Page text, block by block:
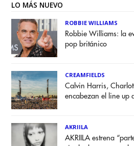
LO MÁS NUEVO
ROBBIE WILLIAMS
Robbie Williams: la
pop británico
CREAMFIELDS
Calvin Harris,
encabezan el line up
AKRIILA
AKRIILA estrena